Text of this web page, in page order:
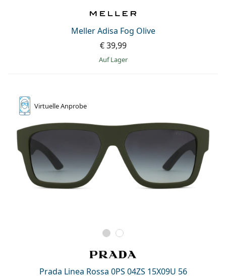
Meller Adisa Fog Olive
€ 39,99
auf Lager
VirtuelleAnprobe
Prada Linea Rossa 0PS 04ZS 15X09U 56